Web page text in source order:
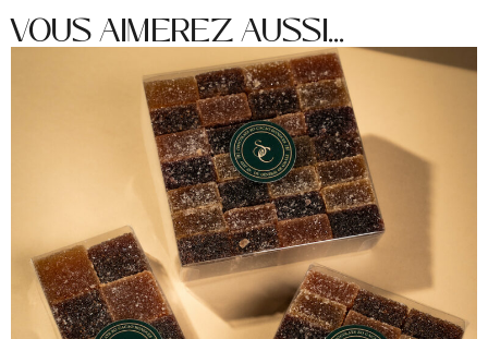
VOUS AIMEREZ AUSSI...